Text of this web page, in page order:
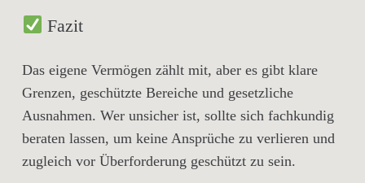
Fazit
Das eigene Vermögen zählt mit, aber es gibt klare
Grenzen, geschützte Bereiche und gesetzliche
Ausnahmen. Wer unsicher ist, sollte sich fachkundig
beraten lassen, um keine Ansprüche zu verlieren und
zugleich vor Überforderung geschützt zu sein.